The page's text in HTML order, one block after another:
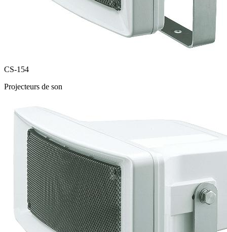
CS-154
Projecteurs de son